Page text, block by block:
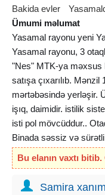
Bakida evler
Ümumi məlumat
Yasamal rayonu yeni
Yasamal rayonu, 3
"Nes" MTK-ya məxsus
satışa çıxarılıb.
mərtəbəsində yerləşir.
işıq, daimidir. istilik
isti pol mövcüddur..
Binada səssiz və
Mərkəzi istilik sistemi,
kamerası və nəzarət
Metroya piyada 10-15
Bu elanın vaxtı
Samira xanım